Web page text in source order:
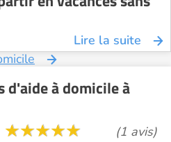
Lire la suite
d'aide à domicile à
(1 avis)